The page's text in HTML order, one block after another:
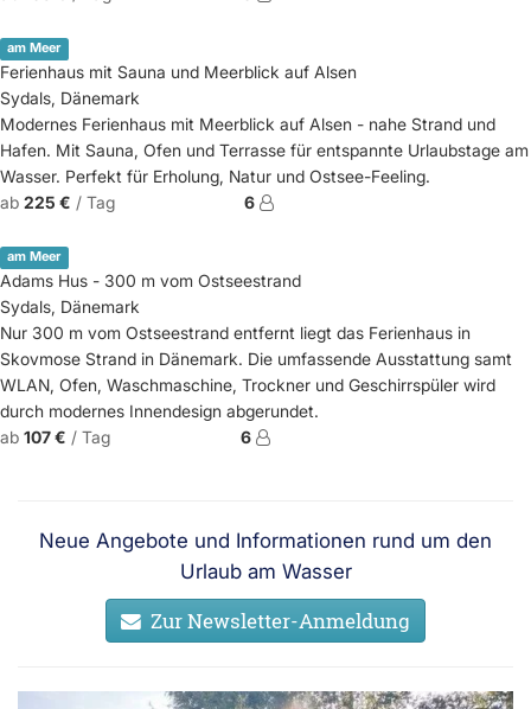
am Meer
Ferienhaus mit Sauna und Meerblick auf Alsen
Sydals, Dänemark
Modernes Ferienhaus mit Meerblick auf Alsen - nahe Strand und
Hafen. Mit Sauna, Ofen und Terrasse für entspannte Urlaubstage am
Wasser. Perfekt für Erholung, Natur und Ostsee-Feeling.
ab 225 € / Tag 6
am Meer
Adams Hus - 300 m vom Ostseestrand
Sydals, Dänemark
Nur 300 m vom Ostseestrand entfernt liegt das Ferienhaus in
Skovmose Strand in Dänemark. Die umfassende Ausstattung samt
WLAN, Ofen, Waschmaschine, Trockner und Geschirrspüler wird
durch modernes Innendesign abgerundet.
ab 107 € / Tag 6
Neue Angebote und Informationen rund um den
Urlaub am Wasser
Zur Newsletter-Anmeldung